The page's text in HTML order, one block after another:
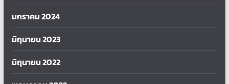
มกราคม 2024
มิถุนายน 2023
มิถุนายน 2022